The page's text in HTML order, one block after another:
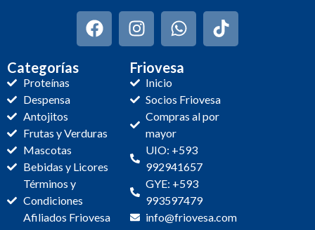
Categorías
Proteínas
Despensa
Antojitos
Frutas y Verduras
Mascotas
Bebidas y Licores
Términos y
Condiciones
Afiliados Friovesa
Friovesa
Inicio
Socios Friovesa
Compras al por
mayor
UIO: +593
992941657
GYE: +593
993597479
info@friovesa.com